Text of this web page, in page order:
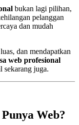
bukan lagi pilihan,
pelanggan
dan mudah
dan mendapatkan
web profesional
sekarang juga.
Web?